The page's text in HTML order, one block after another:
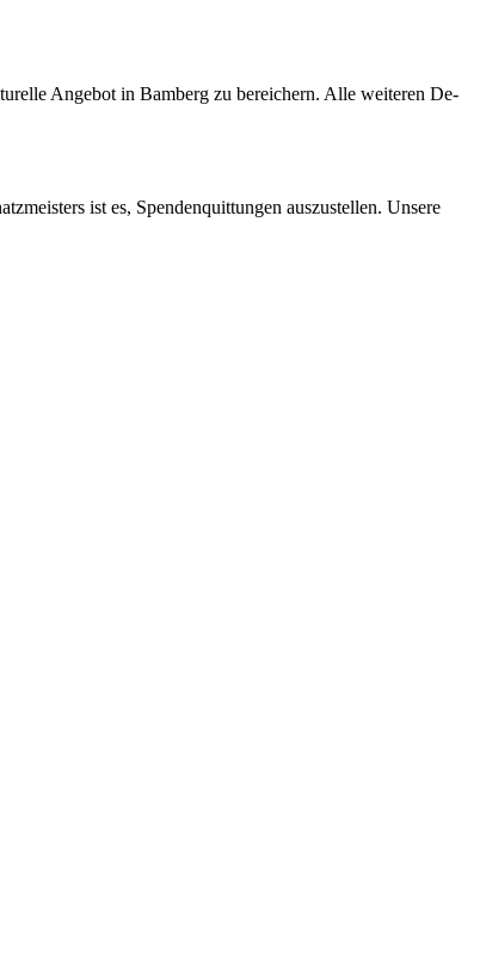
An­ge­bot in Bam­berg zu be­rei­chern. Alle wei­te­ren De­
ist es, Spen­den­quit­tun­gen aus­zu­stel­len. Un­se­re